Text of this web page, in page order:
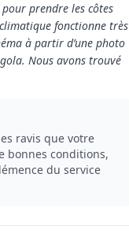
prendre les côtes
fonctionne très
à partir d’une photo
Nous avons trouvé
ravis que votre
bonnes conditions,
du service